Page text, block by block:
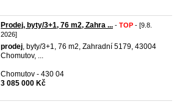
Prodej, byty/3+1, 76 m2, Zahra ... - TOP - [9.8.
2026]
prodej, byty/3+1, 76 m2, Zahradní 5179, 43004
Chomutov, ...
Chomutov - 430 04
3 085 000 Kč